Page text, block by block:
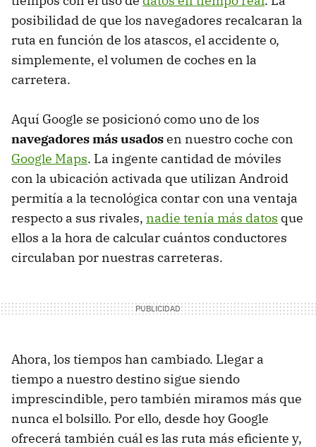
posibilidad de que los navegadores recalcaran la
ruta en función de los atascos, el accidente o,
simplemente, el volumen de coches en la
carretera.
Aquí Google se posicionó como uno de los
navegadores más usadosen nuestro coche con
Google Maps. La ingente cantidad de móviles
con la ubicación activada que utilizan Android
permitía a la tecnológica contar con una ventaja
respecto a sus rivales, nadie tenía más datos que
ellos a la hora de calcular cuántos conductores
circulaban por nuestras carreteras.
Ahora, los tiempos han cambiado. Llegar a
tiempo a nuestro destino sigue siendo
imprescindible, pero también miramos más que
nunca el bolsillo. Por ello, desde hoy Google
ofrecerá también cuál es las ruta más eficiente y,